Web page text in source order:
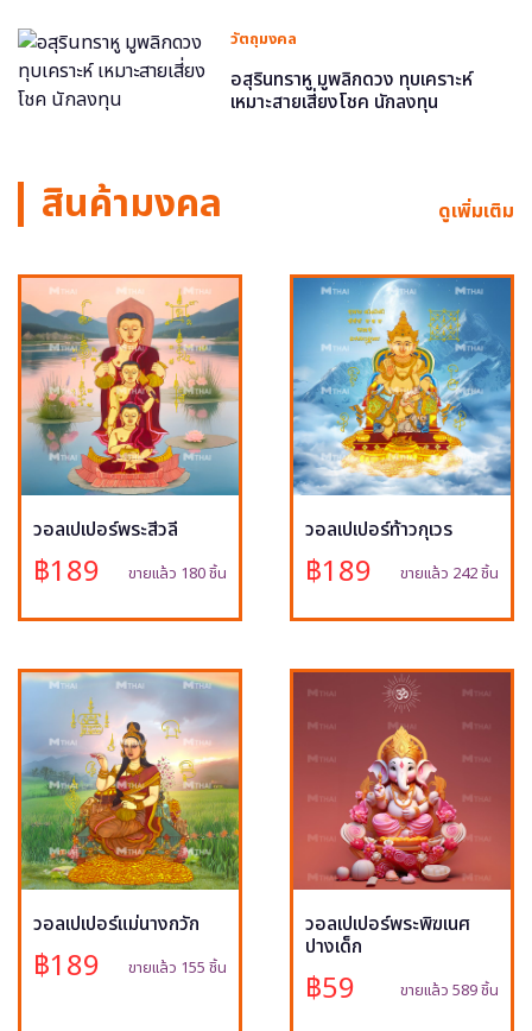
วัตถุมงคล
อสุรินทราหู มูพลิกดวง ทุบเคราะห์
เหมาะสายเสี่ยงโชค นักลงทุน
สินค้ามงคล ดูเพิ่มเติม
วอลเปเปอร์พระสีวลี
฿189 ขายแล้ว 180 ชิ้น
วอลเปเปอร์ท้าวกุเวร
฿189 ขายแล้ว 242 ชิ้น
วอลเปเปอร์แม่นางกวัก
฿189 ขายแล้ว 155 ชิ้น
วอลเปเปอร์พระพิฆเนศ
ปางเด็ก
฿59 ขายแล้ว 589 ชิ้น